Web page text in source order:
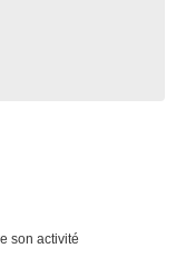
son activité